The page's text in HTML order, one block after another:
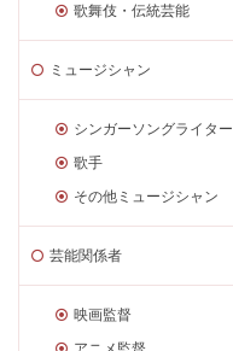
歌舞伎・伝統芸能
ミュージシャン
シンガーソングライター
歌手
その他ミュージシャン
芸能関係者
映画監督